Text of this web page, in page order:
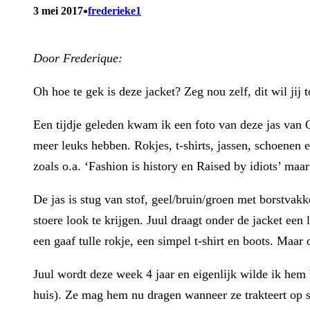
3 mei 2017•frederieke1
Door Frederique:
Oh hoe te gek is deze jacket? Zeg nou zelf, dit wil jij
Een tijdje geleden kwam ik een foto van deze jas
meer leuks hebben. Rokjes, t-shirts, jassen,
zoals o.a. ‘Fashion is history en Raised by idiots’
De jas is stug van stof, geel/bruin/groen met
stoere look te krijgen. Juul draagt onder de jacket
een gaaf tulle rokje, een simpel t-shirt en boots.
Juul wordt deze week 4 jaar en eigenlijk wilde ik
huis). Ze mag hem nu dragen wanneer ze trakteert